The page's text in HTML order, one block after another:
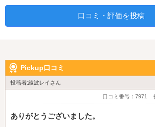
口コミ・評価を投稿
Pickup口コミ
投稿者:綾波レイさん
口コミ番号：7971
ありがとうございました。